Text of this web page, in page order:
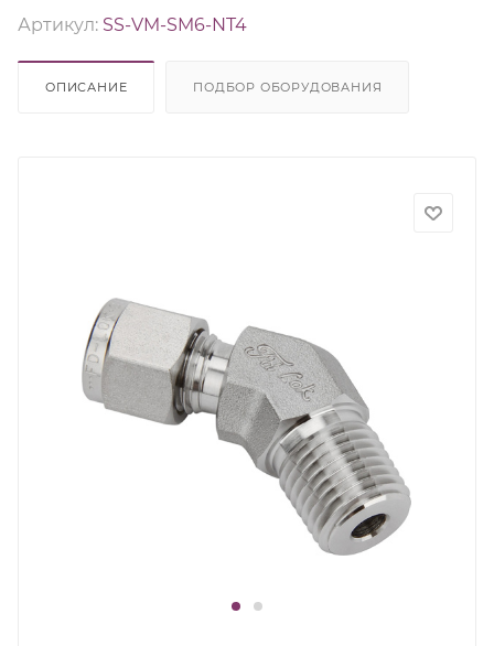
Артикул: SS-VM-SM6-NT4
ОПИСАНИЕ ПОДБОР ОБОРУДОВАНИЯ